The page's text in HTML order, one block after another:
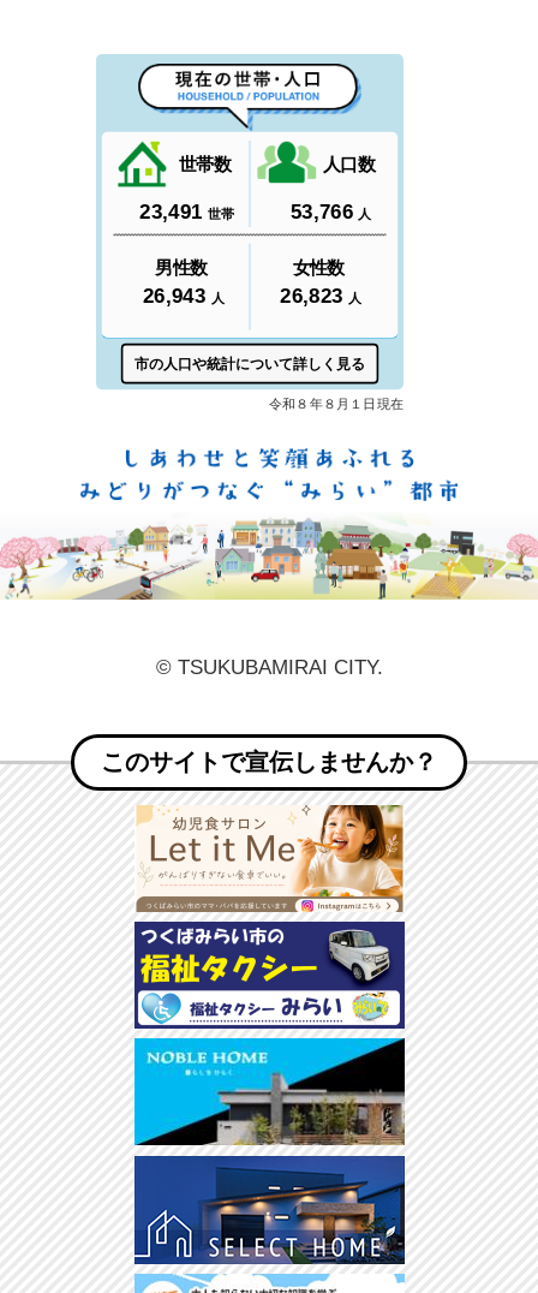
© TSUKUBAMIRAI CITY.
このサイトで宣伝しませんか？